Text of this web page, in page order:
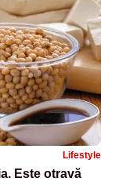
Lifestyle
Este otravă